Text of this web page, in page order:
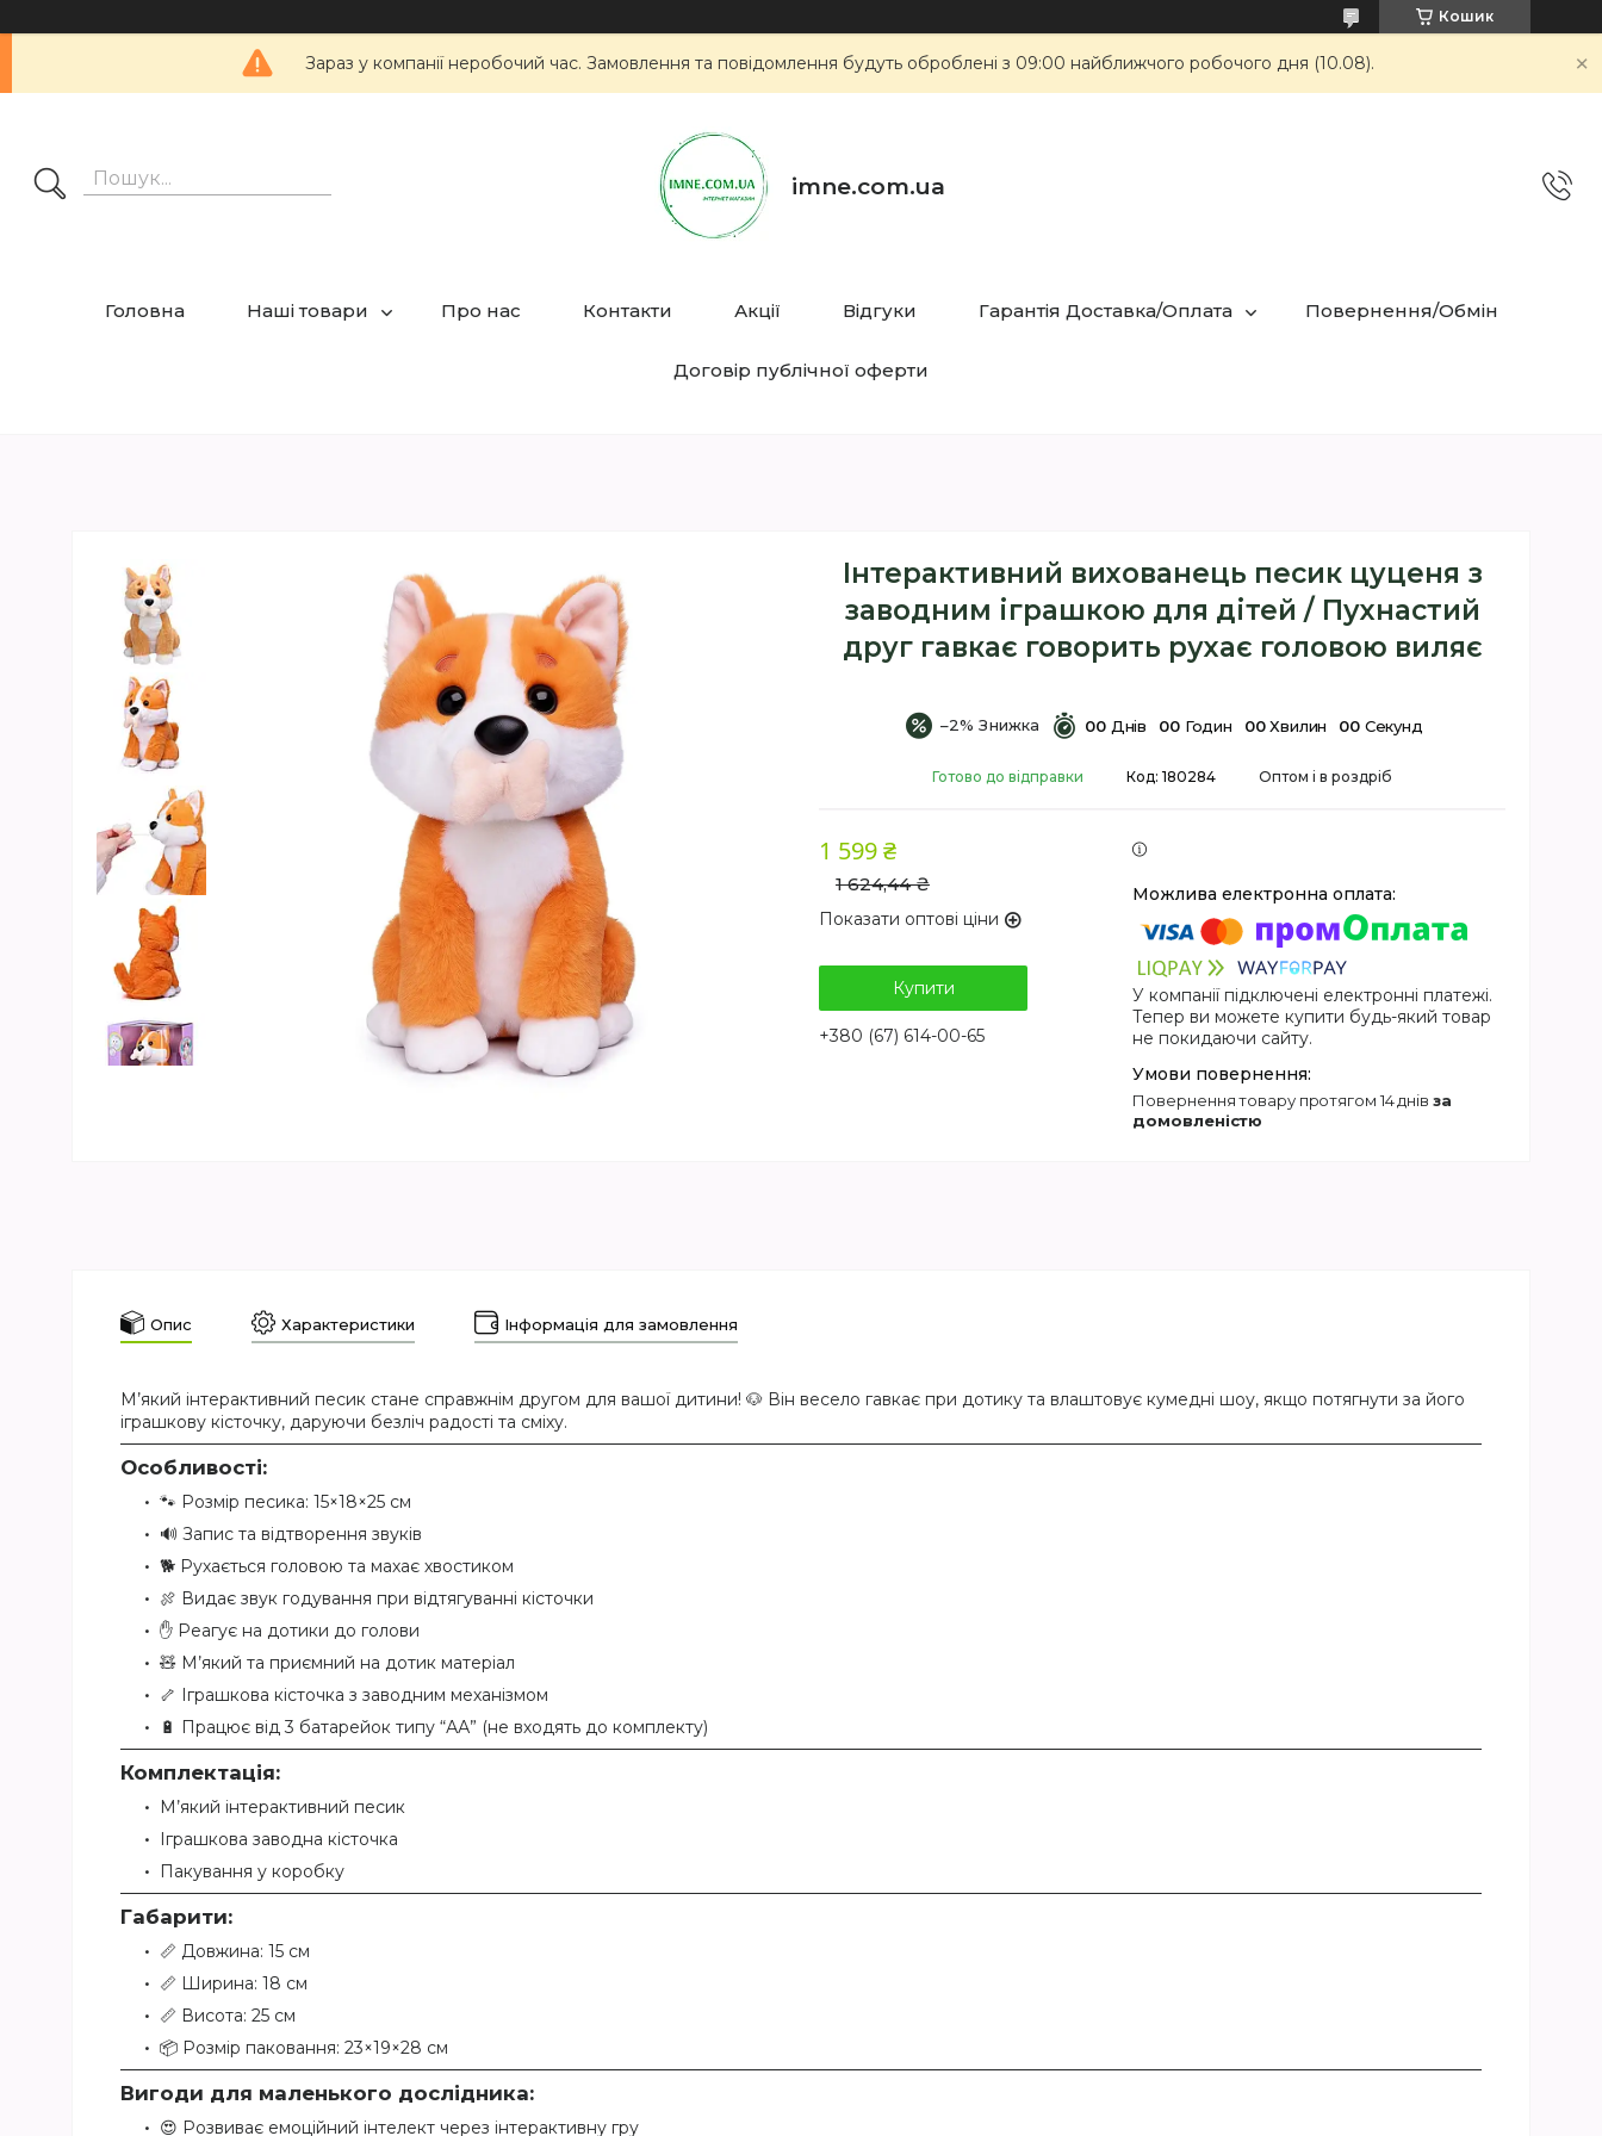
Кошик
Зараз у компанії неробочий час. Замовлення та повідомлення будуть оброблені з 09:00 найближчого робочого дня (10.08).
imne.com.ua
Головна Наші товари Про нас Контакти Акції Відгуки Гарантія Доставка/Оплата Повернення/Обмін
Договір публічної оферти
Інтерактивний вихованець песик цуценя з
заводним іграшкою для дітей / Пухнастий
друг гавкає говорить рухає головою виляє
–2% 00 Днів 00 Годин 00 Хвилин 00 Секунд
Готово до відправки Оптом і в роздріб
Код: 180284
1 624,44 ₴
1 599 ₴
Показати оптові ціни
Купити
+380 (67) 614-00-65
У компанії підключені електронні платежі.
Тепер ви можете купити будь-який товар
не покидаючи сайту.
повернення товару протягом 14 днів за
домовленістю
Опис Характеристики Інформація для замовлення
М’який інтерактивний песик стане справжнім другом для вашої дитини! 🐶 Він весело гавкає при дотику та влаштовує кумедні шоу, якщо потягнути за його
іграшкову кісточку, даруючи безліч радості та сміху.
Особливості:
🐾 Розмір песика: 15×18×25 см
🔊 Запис та відтворення звуків
🐕 Рухається головою та махає хвостиком
🍖 Видає звук годування при відтягуванні кісточки
✋ Реагує на дотики до голови
🧸 М’який та приємний на дотик матеріал
🦴 Іграшкова кісточка з заводним механізмом
🔋 Працює від 3 батарейок типу “АА” (не входять до комплекту)
Комплектація:
М’який інтерактивний песик
Іграшкова заводна кісточка
Пакування у коробку
Габарити:
📏 Довжина: 15 см
📏 Ширина: 18 см
📏 Висота: 25 см
📦 Розмір паковання: 23×19×28 см
Вигоди для маленького дослідника:
😍 Розвиває емоційний інтелект через інтерактивну гру